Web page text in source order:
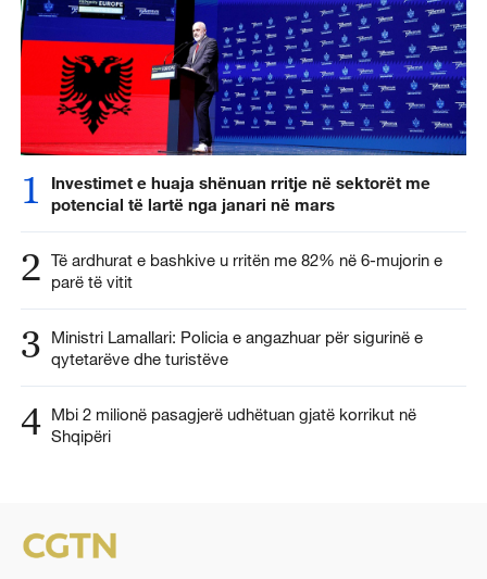
1
Investimet e huaja shënuan rritje në sektorët me
potencial të lartë nga janari në mars
2 Të ardhurat e bashkive u rritën me 82% në 6-mujorin e
parë të vitit
3
Ministri Lamallari: Policia e angazhuar për sigurinë e
qytetarëve dhe turistëve
4 Mbi 2 milionë pasagjerë udhëtuan gjatë korrikut në
Shqipëri